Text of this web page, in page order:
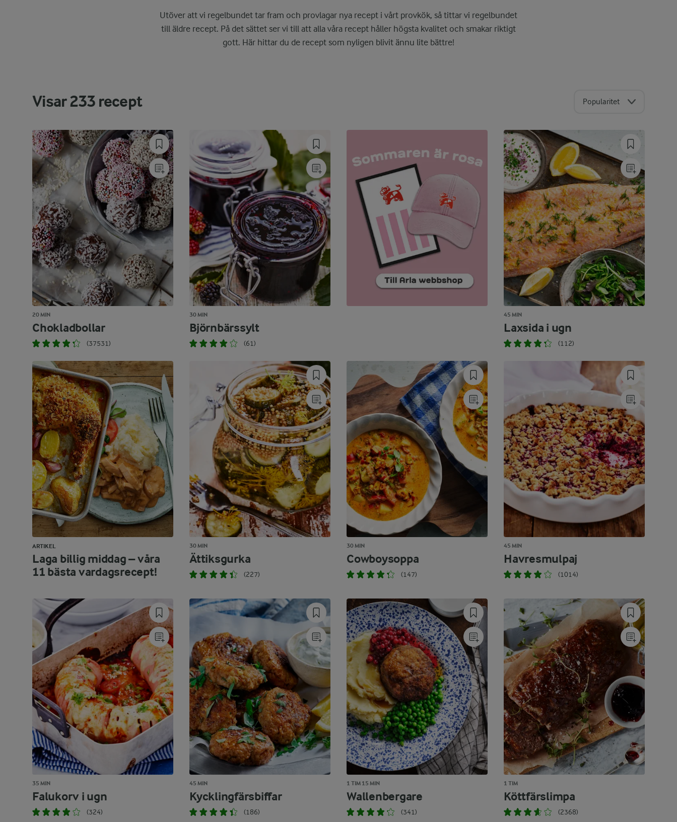
Utöver att vi regelbundet tar fram och provlagar nya recept i vårt provkök, så tittar vi regelbundet
till äldre recept. På det sättet ser vi till att alla våra recept håller högsta kvalitet och smakar riktigt
gott. Här hittar du de recept som nyligen blivit ännu lite bättre!
Visar233 recept Popularitet
20 MIN
Chokladbollar
(37531)
30 MIN
Björnbärssylt
(61)
45 MIN
Laxsida i ugn
(112)
ARTIKEL
Laga billig middag – våra
11 bästa vardagsrecept!
30 MIN
Ättiksgurka
(227)
30 MIN
Cowboysoppa
(147)
45 MIN
Havresmulpaj
(1014)
35 MIN
Falukorv i ugn
(324)
45 MIN
Kycklingfärsbiffar
(186)
1 TIM 15 MIN
Wallenbergare
(341)
1 TIM
Köttfärslimpa
(2368)